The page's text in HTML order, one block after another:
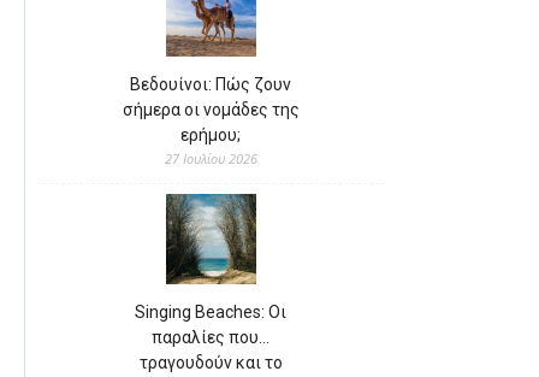
Βεδουίνοι: Πώς ζουν
σήμερα οι νομάδες της
ερήμου;
27 Ιουλίου 2026
Singing Beaches: Οι
παραλίες που…
τραγουδούν και το